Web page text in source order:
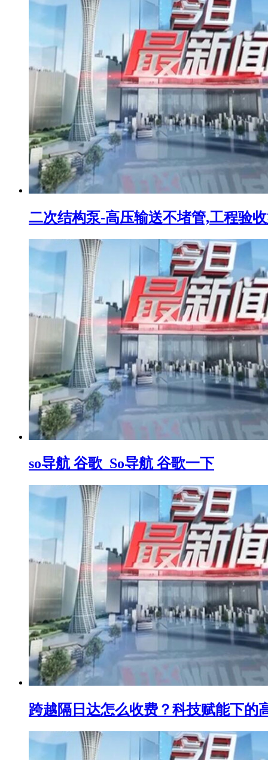
二次结构泵-高压输送不堵管,工程验
so导航 谷歌_So导航 谷歌一下
跨越隔日达怎么收费？科技赋能下的